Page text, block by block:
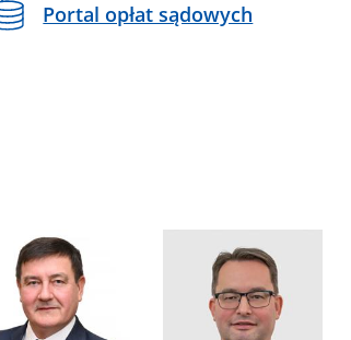
Portal opłat sądowych